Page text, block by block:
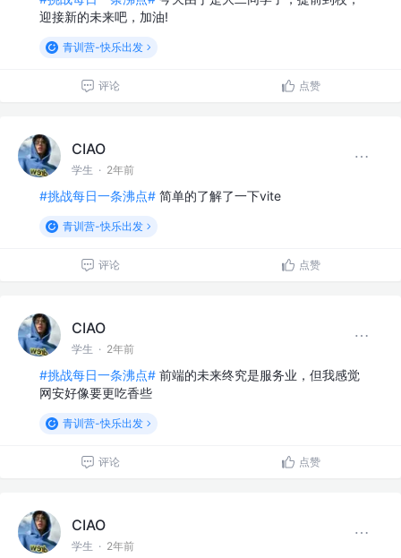
迎接新的未来吧，加油!
青训营-快乐出发
评论 点赞
CIAO
学生 · 2年前
#挑战每日一条沸点# 简单的了解了一下vite
青训营-快乐出发
评论 点赞
CIAO
学生 · 2年前
#挑战每日一条沸点# 前端的未来终究是服务业，但我感觉
网安好像要更吃香些
青训营-快乐出发
评论 点赞
CIAO
学生 · 2年前